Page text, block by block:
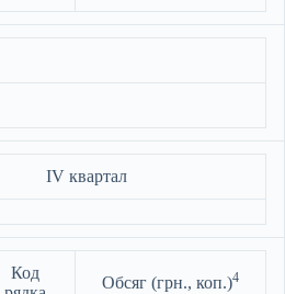
IV квартал
Код
Обсяг (грн., коп.)4